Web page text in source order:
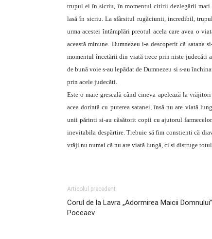
trupul ei în sicriu, în momentul citirii dezlegării mari.
lasă în sicriu. La sfârsitul rugăciunii, incredibil,
urma acestei întâmplări preotul acela care avea o
această minune. Dumnezeu i-a descoperit că satana
momentul încetării din viată trece prin niste judecăti
de bună voie s-au lepădat de Dumnezeu si s-au
prin acele judecăti.
Este o mare greseală când cineva apelează la
acea dorintă cu puterea satanei, însă nu are viată
unii părinti si-au căsătorit copii cu ajutorul
inevitabila despărtire. Trebuie să fim constienti că
vrăji nu numai că nu are viată lungă, ci si distruge
Articolul precedent
Corul de la Lavra „Adormirea Maicii
Poceaev